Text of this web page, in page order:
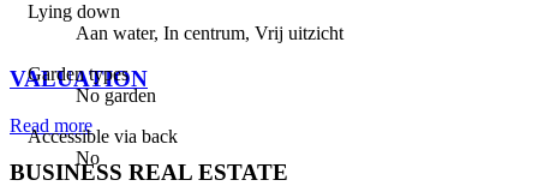
Lying down
Aan water, In centrum, Vrij uitzicht
Garden types
No garden
Accessible via back
No
VALUATION
Read more
BUSINESS REAL ESTATE